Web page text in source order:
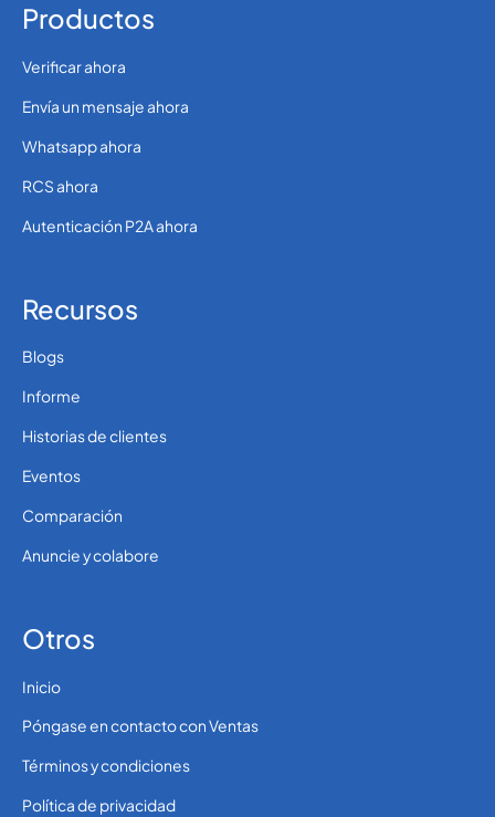
Productos
Verificar ahora
Envía un mensaje ahora
Whatsapp ahora
RCS ahora
Autenticación P2A ahora
Recursos
Blogs
Informe
Historias de clientes
Eventos
Comparación
Anuncie y colabore
Otros
Inicio
Póngase en contacto con Ventas
Términos y condiciones
Política de privacidad